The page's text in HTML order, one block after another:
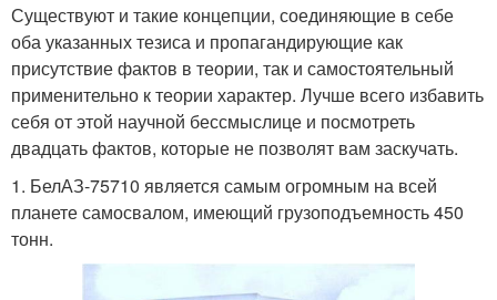
Существуют и такие концепции, соединяющие в себе
оба указанных тезиса и пропагандирующие как
присутствие фактов в теории, так и самостоятельный
применительно к теории характер. Лучше всего избавить
себя от этой научной бессмыслице и посмотреть
двадцать фактов, которые не позволят вам заскучать.
1. БелАЗ-75710 является самым огромным на всей
планете самосвалом, имеющий грузоподъемность 450
тонн.